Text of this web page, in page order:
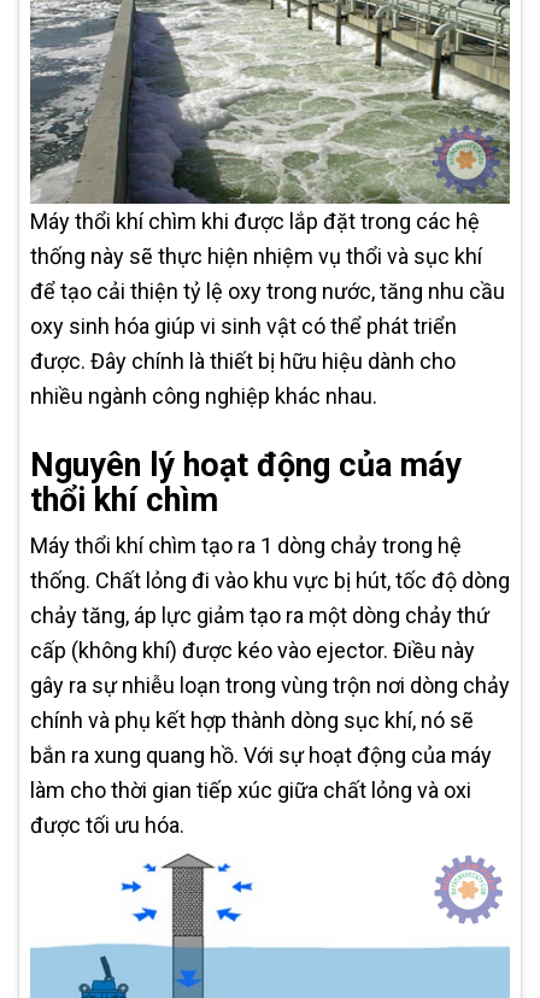
Máy thổi khí chìm khi được lắp đặt trong các hệ
thống này sẽ thực hiện nhiệm vụ thổi và sục khí
để tạo cải thiện tỷ lệ oxy trong nước, tăng nhu cầu
oxy sinh hóa giúp vi sinh vật có thể phát triển
được. Đây chính là thiết bị hữu hiệu dành cho
nhiều ngành công nghiệp khác nhau.
Nguyên lý hoạt động của máy
thổi khí chìm
Máy thổi khí chìm tạo ra 1 dòng chảy trong hệ
thống. Chất lỏng đi vào khu vực bị hút, tốc độ dòng
chảy tăng, áp lực giảm tạo ra một dòng chảy thứ
cấp (không khí) được kéo vào ejector. Điều này
gây ra sự nhiễu loạn trong vùng trộn nơi dòng chảy
chính và phụ kết hợp thành dòng sục khí, nó sẽ
bắn ra xung quang hồ. Với sự hoạt động của máy
làm cho thời gian tiếp xúc giữa chất lỏng và oxi
được tối ưu hóa.